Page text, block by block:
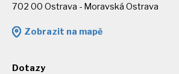
702 00 Ostrava - Moravská Ostrava
Zobrazit na mapě
Dotazy